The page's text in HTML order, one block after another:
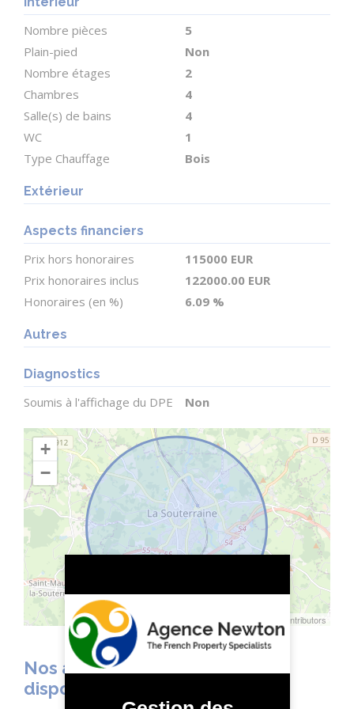
Ce bien est exempté de l'obligation de DPE en vertu
de la législation suivante
Article R126-15
Version en vigueur depuis le 01 juillet 2021
Création Décret n°2021-872 du 30 juin 2021 - art.
(6.09 % honoraires TTC à la charge de l'acquéreur.)
Mandy SALT (EI) Agent Commercial - Numéro RSAC
Nombre pièces
5
Plain-pied
Non
Nombre étages
2
Chambres
4
Salle(s) de bains
4
WC
1
Type Chauffage
Bois
Extérieur
Aspects financiers
Prix hors honoraires
115000 EUR
Prix honoraires inclus
122000.00 EUR
Honoraires (en %)
6.09 %
Autres
Diagnostics
Soumis à l'affichage du DPE Non
+
−
OpenStreetMap contributors
Nos agents se tiennent à votre
disposition